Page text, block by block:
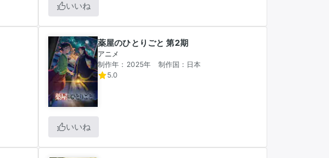
いいね
薬屋のひとりごと 第2期
アニメ
制作年：2025年
制作国：日本
5.0
いいね